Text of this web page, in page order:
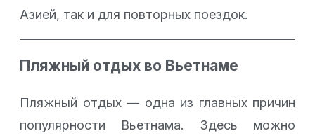
Азией, так и для повторных поездок.
Пляжный отдых во Вьетнаме
Пляжный отдых — одна из главных причин
популярности Вьетнама. Здесь можно